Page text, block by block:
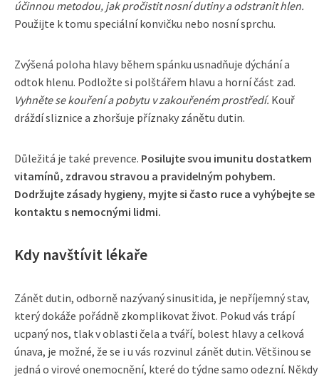
účinnou metodou, jak pročistit nosní dutiny a odstranit hlen.
Použijte k tomu speciální konvičku nebo nosní sprchu.
Zvýšená poloha hlavy během spánku usnadňuje dýchání a
odtok hlenu. Podložte si polštářem hlavu a horní část zad.
Vyhněte se kouření a pobytu v zakouřeném prostředí. Kouř
dráždí sliznice a zhoršuje příznaky zánětu dutin.
Důležitá je také prevence. Posilujte svou imunitu dostatkem
vitamínů, zdravou stravou a pravidelným pohybem.
Dodržujte zásady hygieny, myjte si často ruce a vyhýbejte se
kontaktu s nemocnými lidmi.
Kdy navštívit lékaře
Zánět dutin, odborně nazývaný sinusitida, je nepříjemný stav,
který dokáže pořádně zkomplikovat život. Pokud vás trápí
ucpaný nos, tlak v oblasti čela a tváří, bolest hlavy a celková
únava, je možné, že se i u vás rozvinul zánět dutin. Většinou se
jedná o virové onemocnění, které do týdne samo odezní. Někdy